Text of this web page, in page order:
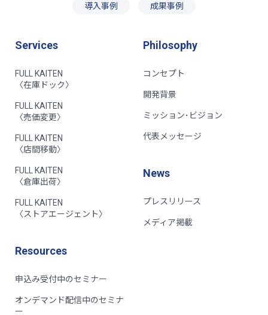
導入事例
成果事例
Services
FULL KAITEN
〈在庫ドック〉
FULL KAITEN
〈売価変更〉
FULL KAITEN
〈店間移動〉
FULL KAITEN
〈倉庫出荷〉
FULL KAITEN
〈ストアエージェント〉
Philosophy
コンセプト
開発背景
ミッション･ビジョン
代表メッセージ
News
プレスリリース
メディア掲載
Resources
申込み受付中のセミナー
オンデマンド配信中のセミナ
ー